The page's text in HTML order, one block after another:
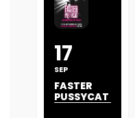
17
SEP
FASTER
PUSSYCAT